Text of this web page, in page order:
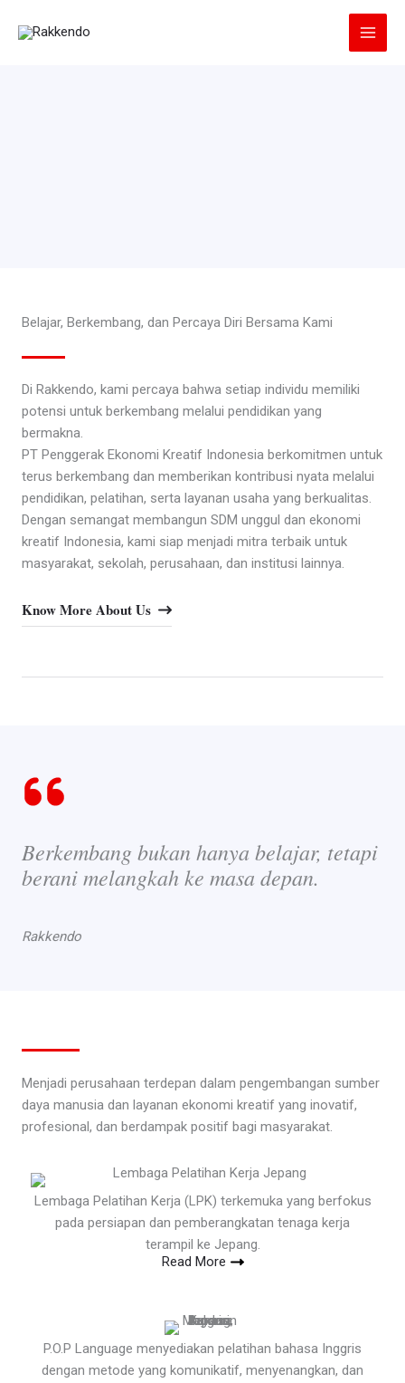
Belajar, Berkembang, dan Percaya Diri Bersama Kami
Di Rakkendo, kami percaya bahwa setiap individu memiliki
potensi untuk berkembang melalui pendidikan yang
bermakna.
PT Penggerak Ekonomi Kreatif Indonesia berkomitmen untuk
terus berkembang dan memberikan kontribusi nyata melalui
pendidikan, pelatihan, serta layanan usaha yang berkualitas.
Dengan semangat membangun SDM unggul dan ekonomi
kreatif Indonesia, kami siap menjadi mitra terbaik untuk
masyarakat, sekolah, perusahaan, dan institusi lainnya.
Know More About Us
Berkembang bukan hanya belajar, tetapi
berani melangkah ke masa depan.
Rakkendo
Menjadi perusahaan terdepan dalam pengembangan sumber
daya manusia dan layanan ekonomi kreatif yang inovatif,
profesional, dan berdampak positif bagi masyarakat.
Lembaga Pelatihan Kerja (LPK) terkemuka yang berfokus
pada persiapan dan pemberangkatan tenaga kerja
terampil ke Jepang.
Read More
P.O.P Language menyediakan pelatihan bahasa Inggris
dengan metode yang komunikatif, menyenangkan, dan